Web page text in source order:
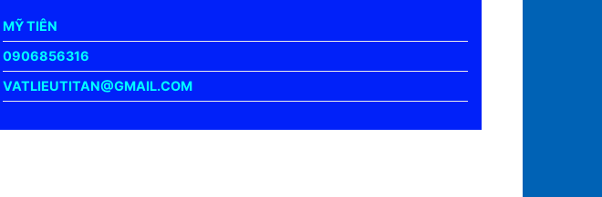
MỸ TIÊN
0906856316
VATLIEUTITAN@GMAIL.COM